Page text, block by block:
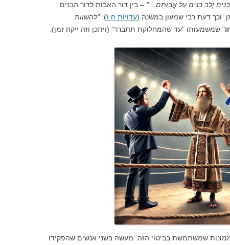
וְלֵב בָּנִים עַל אֲבוֹתָם…" – בין דור האבות לדור הבנים
וכך דעת רבי שמעון במשנה (עדויות ח ז):"להשוות
" שמשמעותו "עד שהמחלוקת תתברר" (ויתכן וזה ייקח זמן).
שמשתמשת בביטוי הזה. מעשה בשני אנשים שהפקידו